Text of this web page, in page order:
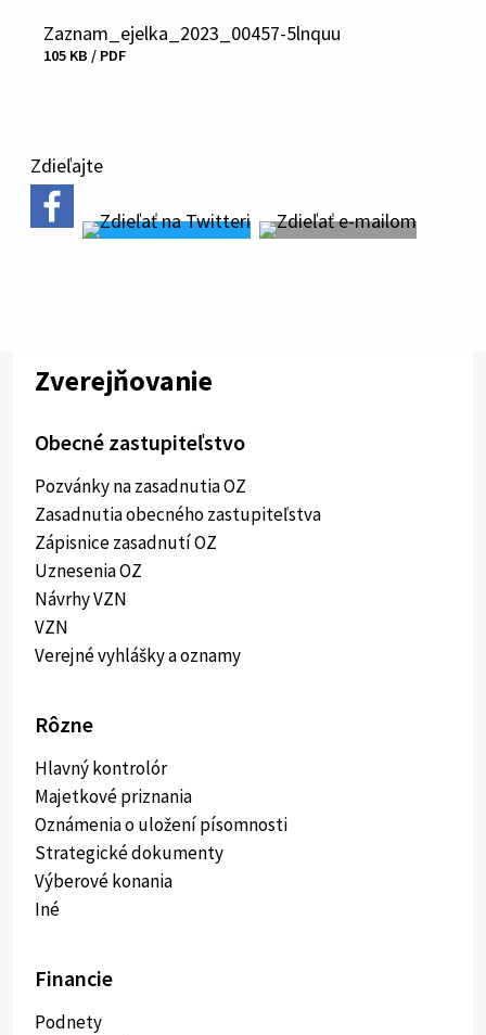
Stiahnuť
Zaznam_ejelka_2023_00457-5lnquu
105 KB / PDF
Zdieľajte
Zverejňovanie
Obecné zastupiteľstvo
Pozvánky na zasadnutia OZ
Zasadnutia obecného zastupiteľstva
Zápisnice zasadnutí OZ
Uznesenia OZ
Návrhy VZN
VZN
Verejné vyhlášky a oznamy
Rôzne
Hlavný kontrolór
Majetkové priznania
Oznámenia o uložení písomnosti
Strategické dokumenty
Výberové konania
Iné
Financie
Podnety